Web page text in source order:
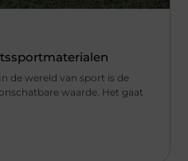
de wereld van sport is de
waarde. Het gaat